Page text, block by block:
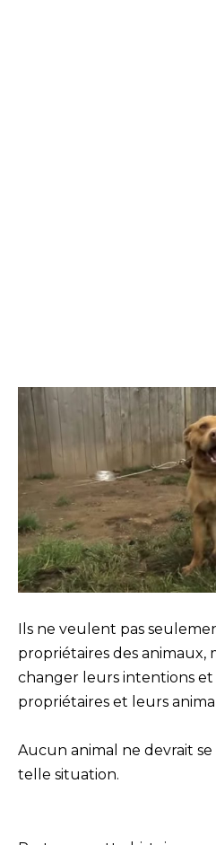
Ils ne veulent pas
propriétaires des animaux,
changer leurs intentions et
propriétaires et leurs
Aucun animal ne devrait
telle situation.